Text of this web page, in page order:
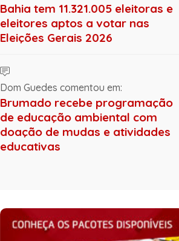
Bahia tem 11.321.005 eleitoras e
eleitores aptos a votar nas
Eleições Gerais 2026
Dom Guedes comentou em:
Brumado recebe programação
de educação ambiental com
doação de mudas e atividades
educativas